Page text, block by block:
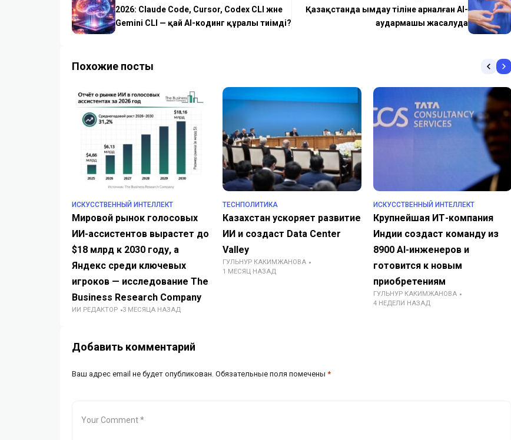
2026: Claude Code, Cursor, Codex CLI және
Gemini CLI — қай AI-кодинг құралы тиімді?
Қазақстанда ымдау тіліне арналған AI-
аудармашы жасалуда
Похожие посты
ИСКУССТВЕННЫЙ ИНТЕЛЛЕКТ
Мировой рынок голосовых
ИИ-ассистентов вырастет до
$18 млрд к 2030 году, а
Яндекс среди ключевых
игроков — исследование The
Business Research Company
ИИ РЕДАКТОР 3 МЕСЯЦА НАЗАД
TECHПОЛИТИКА
Казахстан ускоряет развитие
ИИ и создаст Data Center
Valley
ГУЛЬНУР КАКИМЖАНОВА
1 МЕСЯЦ НАЗАД
ИСКУССТВЕННЫЙ ИНТЕЛЛЕКТ
Крупнейшая ИТ-компания
Индии создаст команду из
8900 AI-инженеров и
готовится к новым
приобретениям
ГУЛЬНУР КАКИМЖАНОВА
4 НЕДЕЛИ НАЗАД
Добавить комментарий
Ваш адрес email не будет опубликован. Обязательные поля помечены *